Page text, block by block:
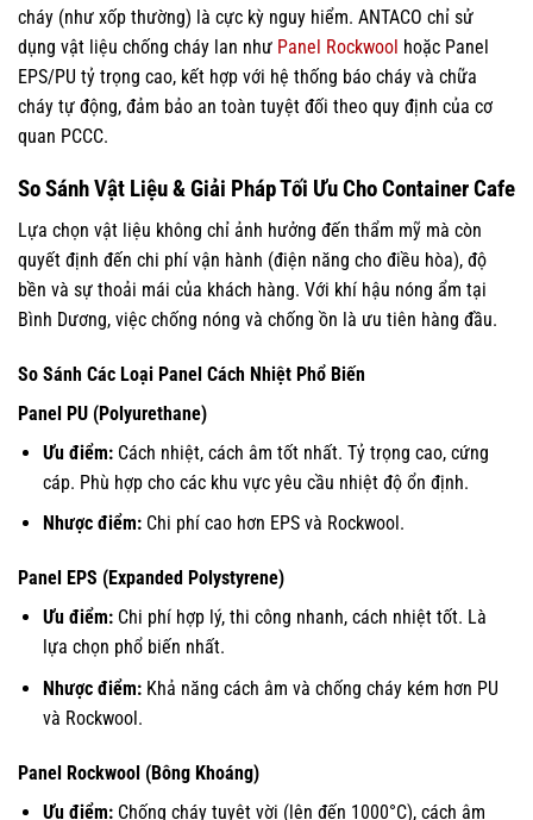
cháy (như xốp thường) là cực kỳ nguy hiểm. ANTACO chỉ sử
dụng vật liệu chống cháy lan như Panel Rockwool hoặc Panel
EPS/PU tỷ trọng cao, kết hợp với hệ thống báo cháy và chữa
cháy tự động, đảm bảo an toàn tuyệt đối theo quy định của cơ
quan PCCC.
So Sánh Vật Liệu & Giải Pháp Tối Ưu Cho Container Cafe
Lựa chọn vật liệu không chỉ ảnh hưởng đến thẩm mỹ mà còn
quyết định đến chi phí vận hành (điện năng cho điều hòa), độ
bền và sự thoải mái của khách hàng. Với khí hậu nóng ẩm tại
Bình Dương, việc chống nóng và chống ồn là ưu tiên hàng đầu.
So Sánh Các Loại Panel Cách Nhiệt Phổ Biến
Panel PU (Polyurethane)
Ưu điểm:Cách nhiệt, cách âm tốt nhất. Tỷ trọng cao, cứng
cáp. Phù hợp cho các khu vực yêu cầu nhiệt độ ổn định.
Nhược điểm:Chi phí cao hơn EPS và Rockwool.
Panel EPS (Expanded Polystyrene)
Ưu điểm:Chi phí hợp lý, thi công nhanh, cách nhiệt tốt. Là
lựa chọn phổ biến nhất.
Nhược điểm:Khả năng cách âm và chống cháy kém hơn PU
và Rockwool.
Panel Rockwool (Bông Khoáng)
Ưu điểm:Chống cháy tuyệt vời (lên đến 1000°C), cách âm